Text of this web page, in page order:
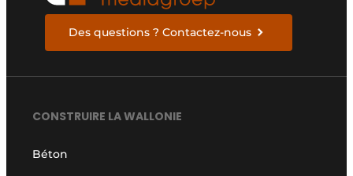
Des questions ? Contactez-nous
CONSTRUIRE LA WALLONIE
Béton